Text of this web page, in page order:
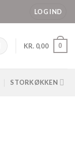
LOG IND
KR. 0,00 0
STORKØKKEN